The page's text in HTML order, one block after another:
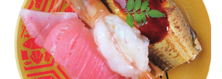
ショッ
レスト
施設案内